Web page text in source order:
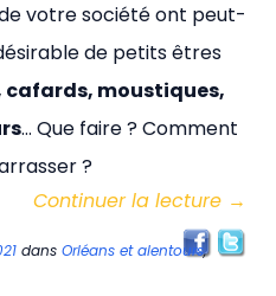
votre société ont peut-
de petits êtres
cafards, moustiques,
… Que faire ? Comment
?
Continuer la lecture →
dans Orléans et alentours,